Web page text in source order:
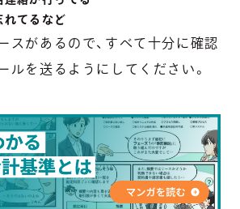
れてるなど
スがあるので、 すべて十分に確認
ルを送るようにしてください。